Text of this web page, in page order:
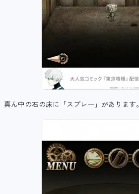
真ん中の右の床に「スプレー」があります。